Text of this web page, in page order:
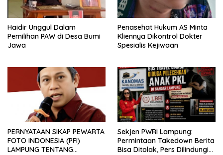
Haidir Unggul Dalam
Pemilihan PAW di Desa Bumi
Jawa
Penasehat Hukum AS Minta
Kliennya Dikontrol Dokter
Spesialis Kejiwaan
PERNYATAAN SIKAP PEWARTA
FOTO INDONESIA (PFI)
LAMPUNG TENTANG
Sekjen PWRI Lampung:
Permintaan Takedown Berita
Bisa Ditolak, Pers Dilindungi